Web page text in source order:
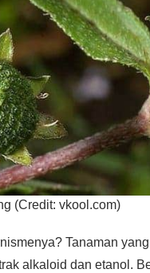
(Credit: vkool.com)
Tanaman
alkaloid dan etanol.